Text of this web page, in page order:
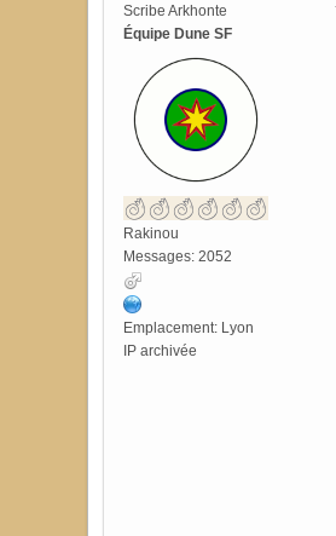
Scribe Arkhonte
Équipe Dune SF
Rakinou
Messages: 2052
Emplacement: Lyon
IP archivée